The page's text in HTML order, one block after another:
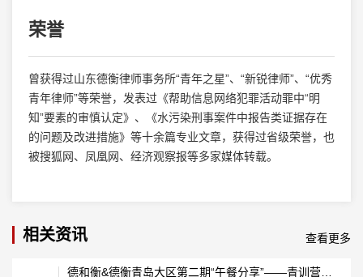
荣誉
曾获得过山东德衡律师事务所“青年之星”、“新锐律师”、“优秀
青年律师”等荣誉，发表过《帮助信息网络犯罪活动罪中“明
知”要素的审慎认定》、《水污染刑事案件中报告类证据存在
的问题及改进措施》等十余篇专业文章，获得过省级荣誉，也
被搜狐网、凤凰网、经济观察报等多家媒体转载。
相关资讯 查看更多